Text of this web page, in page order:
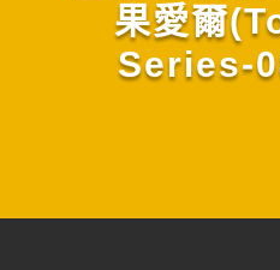
果愛爾
Series-